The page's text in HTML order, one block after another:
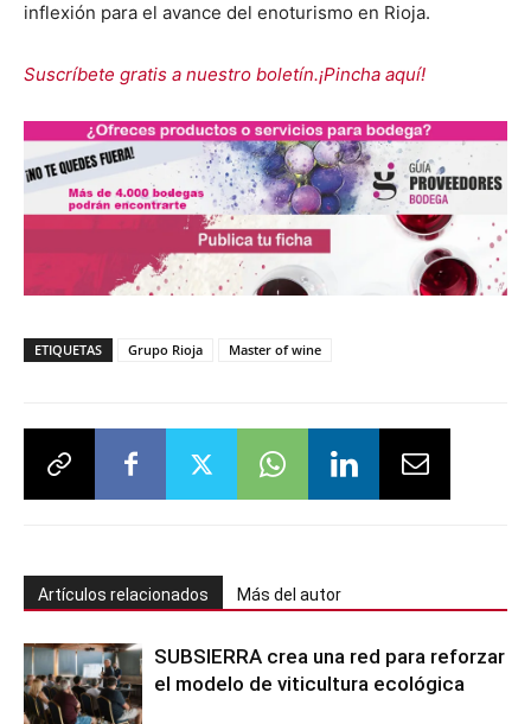
inflexión para el avance del enoturismo en Rioja.
Suscríbete gratis a nuestro boletín.¡Pincha aquí!
ETIQUETAS Grupo Rioja Master of wine
Artículos relacionados Más del autor
SUBSIERRA crea una red para reforzar
el modelo de viticultura ecológica